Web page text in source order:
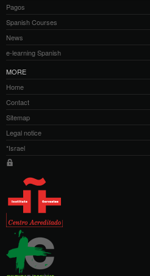
Pagos
Spanish Courses
News
e-learning Spanish
MORE
Home
Contact
Sitemap
Legal notice
*Israel